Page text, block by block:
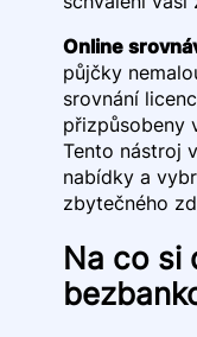
Online
půjčky
srovnání
přizpůsobeny
Tento nástroj
nabídky a
zbytečného
Na co si